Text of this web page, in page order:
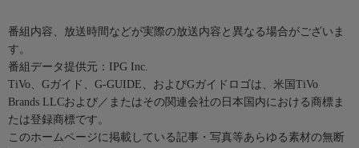
番組内容、放送時間などが実際の放送内容と異なる場合がございま
す。
番組データ提供元：IPG Inc.
TiVo、Gガイド、G-GUIDE、およびGガイドロゴは、米国TiVo
Brands LLCおよび／またはその関連会社の日本国内における商標ま
たは登録商標です。
このホームページに掲載している記事・写真等あらゆる素材の無断